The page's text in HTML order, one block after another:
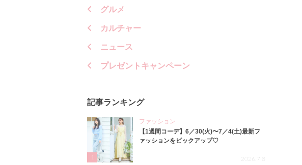
グルメ
カルチャー
ニュース
プレゼントキャンペーン
記事ランキング
ファッション
【1週間コーデ】6／30(火)〜7／4(土)最新フ
ァッションをピックアップ♡
2026.7.8